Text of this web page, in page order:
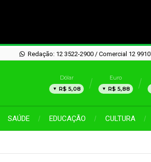
Redação: 12 3522-2900 / Comercial 12
Dólar
R$ 5,08
Euro
R$ 5,88
SAÚDE EDUCAÇÃO CULTURA